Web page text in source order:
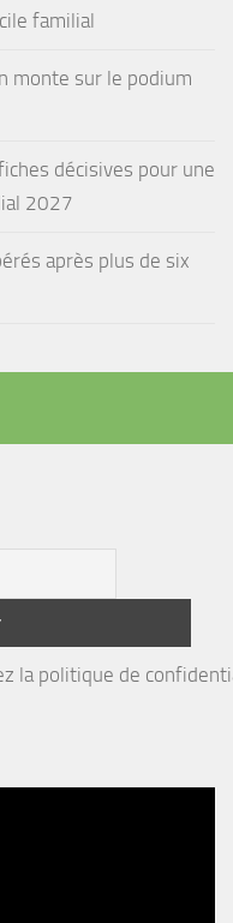
familial
monte sur le podium
décisives pour une
2027
après plus de six
la politique de